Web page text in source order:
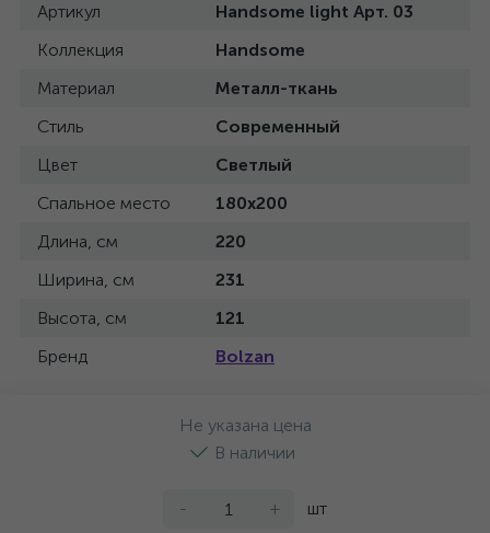
Артикул
Handsome light Арт. 03
Коллекция
Handsome
Материал
Металл-ткань
Стиль
Современный
Цвет
Светлый
Спальное место
180x200
Длина, см
220
Ширина, см
231
Высота, см
121
Бренд
Bolzan
Не указана цена
В наличии
- + шт